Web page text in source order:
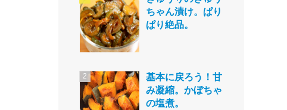
ちゃん漬け。ぱり
ぱり絶品。
基本に戻ろう！甘
み凝縮。かぼちゃ
の塩煮。